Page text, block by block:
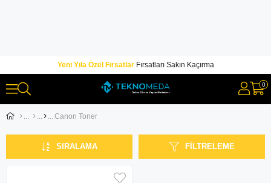
Yeni Yıla Özel FırsatlarFırsatları Sakın Kaçırma
0
Canon Toner
FILTRELEME
SIRALAMA